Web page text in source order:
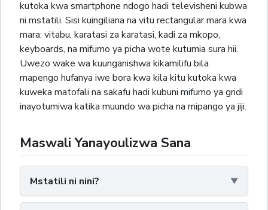
kutoka kwa smartphone ndogo hadi televisheni kubwa
ni mstatili. Sisi kuingiliana na vitu rectangular mara kwa
mara: vitabu, karatasi za karatasi, kadi za mkopo,
keyboards, na mifumo ya picha wote kutumia sura hii.
Uwezo wake wa kuunganishwa kikamilifu bila
mapengo hufanya iwe bora kwa kila kitu kutoka kwa
kuweka matofali na sakafu hadi kubuni mifumo ya gridi
inayotumiwa katika muundo wa picha na mipango ya jiji.
Maswali Yanayoulizwa Sana
Mstatili ni nini?